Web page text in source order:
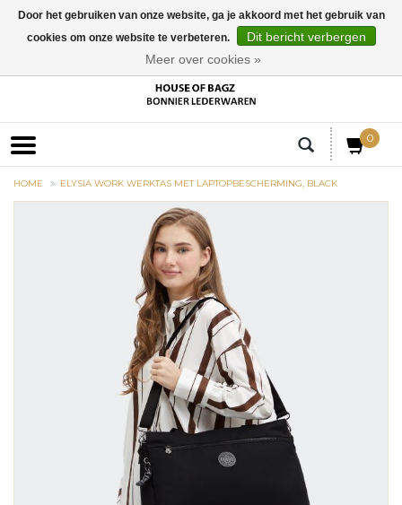
0
HOME ELYSIA WORK WERKTAS MET LAPTOPBESCHERMING, BLACK
Door het gebruiken van onze website, ga je akkoord met het gebruik van
cookies om onze website te verbeteren.
Dit bericht verbergen
Meer over cookies »